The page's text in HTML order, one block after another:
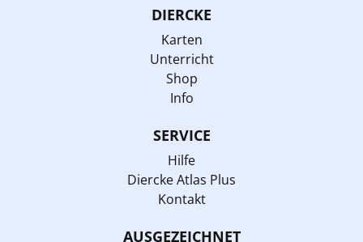
DIERCKE
Karten
Unterricht
Shop
Info
SERVICE
Hilfe
Diercke Atlas Plus
Kontakt
AUSGEZEICHNET